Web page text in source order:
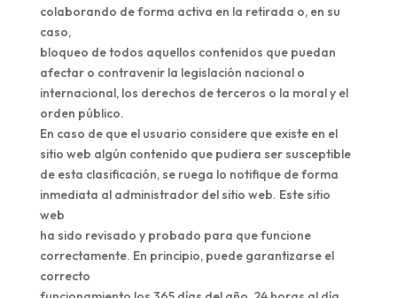
colaborando de forma activa en la retirada o, en su
caso,
bloqueo de todos aquellos contenidos que puedan
afectar o contravenir la legislación nacional o
internacional, los derechos de terceros o la moral y el
orden público.
En caso de que el usuario considere que existe en el
sitio web algún contenido que pudiera ser susceptible
de esta clasificación, se ruega lo notifique de forma
inmediata al administrador del sitio web. Este sitio
web
ha sido revisado y probado para que funcione
correctamente. En principio, puede garantizarse el
correcto